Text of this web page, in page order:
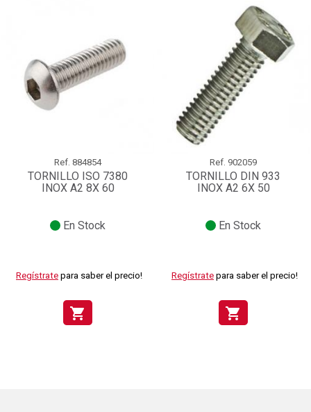
Ref. 884854
TORNILLO ISO 7380
INOX A2 8X 60
En Stock
Regístrate para saber el precio!
shopping_cart
Ref. 902059
TORNILLO DIN 933
INOX A2 6X 50
En Stock
Regístrate para saber el precio!
shopping_cart